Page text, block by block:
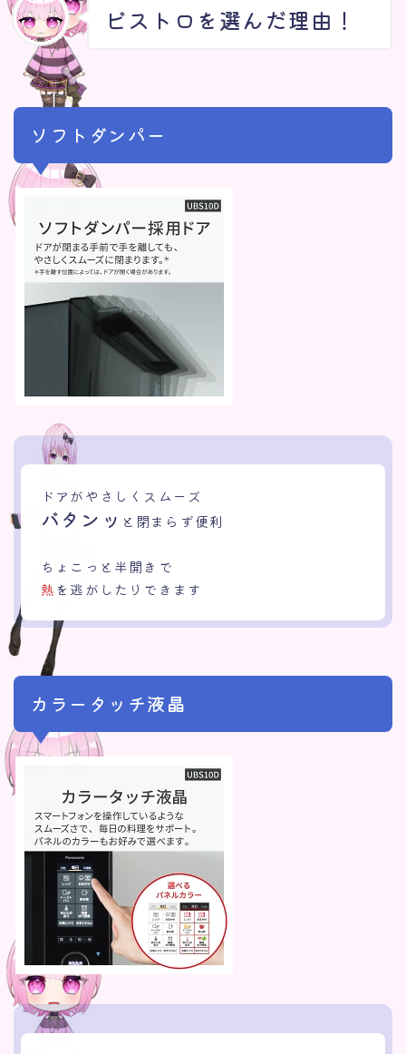
ビストロを選んだ理由！
ソフトダンパー
ドアがやさしくスムーズ
バタンッ と閉まらず便利
ちょこっと半開きで
熱 を逃がしたりできます
カラータッチ液晶